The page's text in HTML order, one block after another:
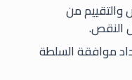
والتقييم من
موافقة السلطة